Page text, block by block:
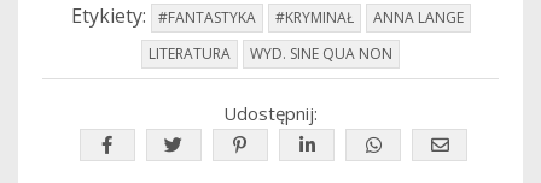
Etykiety: #FANTASTYKA #KRYMINAŁ
ANNA LANGE
LITERATURA
WYD. SINE QUA NON
Udostępnij: